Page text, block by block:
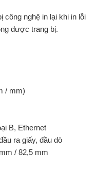
công nghệ in lại khi in lỗi
được trang bị.
/ mm)
B, Ethernet
ra giấy, đầu dò
/ 82,5 mm